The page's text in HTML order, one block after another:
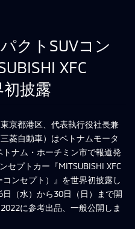
クトSUVコン
XFC
初披露
京都港区、代表執行役社長兼
菱自動車）はベトナムモータ
ナム・ホーチミン市で報道発
セプトカー『MITSUBISHI XFC
コンセプト）』を世界初披露し
（水）から30日（日）まで開
に参考出品、一般公開しま